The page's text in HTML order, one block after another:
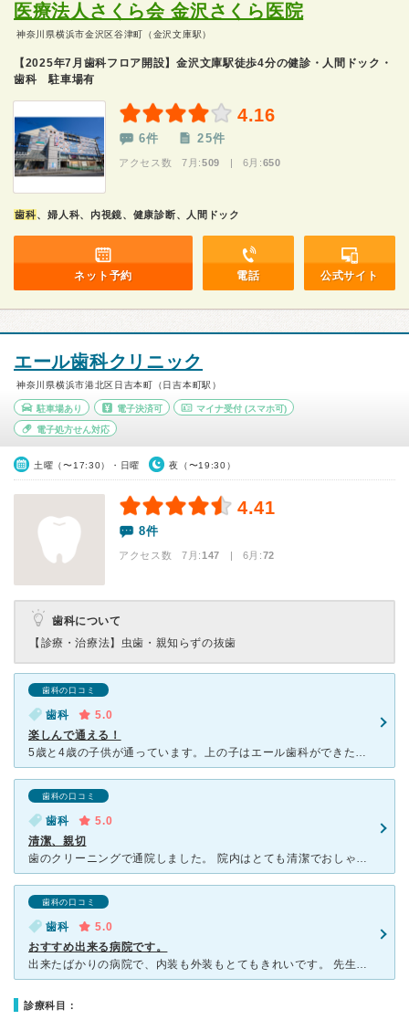
医療法人さくら会 金沢さくら医院
神奈川県横浜市金沢区谷津町（金沢文庫駅）
【2025年7月歯科フロア開設】金沢文庫駅徒歩4分の健診・人間ドック・
歯科 駐車場有
4.16
6件 25件
アクセス数 7月:509 | 6月:650
歯科、婦人科、内視鏡、健康診断、人間ドック
ネット予約 電話 公式サイト
エール歯科クリニック
神奈川県横浜市港北区日吉本町（日吉本町駅）
駐車場あり 電子決済可 マイナ受付 (スマホ可)
電子処方せん対応
土曜（〜17:30）・日曜 夜（〜19:30）
4.41
8件
アクセス数 7月:147 | 6月:72
歯科について
【診療・治療法】 虫歯・親知らずの抜歯
歯科の口コミ
歯科
5.0
楽しんで通える！
5歳と4歳の子供が通っています。上の子はエール歯科ができた当初からお世話になっています。最初はどんな事をするのか分からなくて椅子に座りながらそわそわしている子供に一つ一つ器具を見せながら、こういう事を
歯科の口コミ
歯科
5.0
清潔、親切
歯のクリーニングで通院しました。 院内はとても清潔でおしゃれな雰囲気です。 各治療台？にテレビがあり、映画などを流してくれているので、ちょっとした待ち時間も飽きません。 先生は気さくで話しやすく
歯科の口コミ
歯科
5.0
おすすめ出来る病院です。
出来たばかりの病院で、内装も外装もとてもきれいです。 先生の雰囲気がよく、話が分かりやすいので、安心して治療をお願い出来ます。 歯科衛生士さんも雰囲気が良く、そこも安心のポイントです。 受付の前
診療科目：